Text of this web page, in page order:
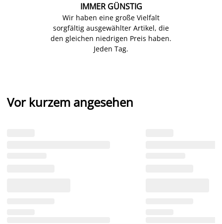
IMMER GÜNSTIG
Wir haben eine große Vielfalt
sorgfältig ausgewählter Artikel, die
den gleichen niedrigen Preis haben.
Jeden Tag.
Vor kurzem angesehen